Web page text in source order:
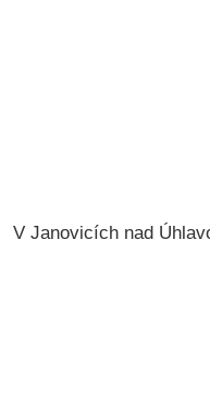
V Janovicích nad